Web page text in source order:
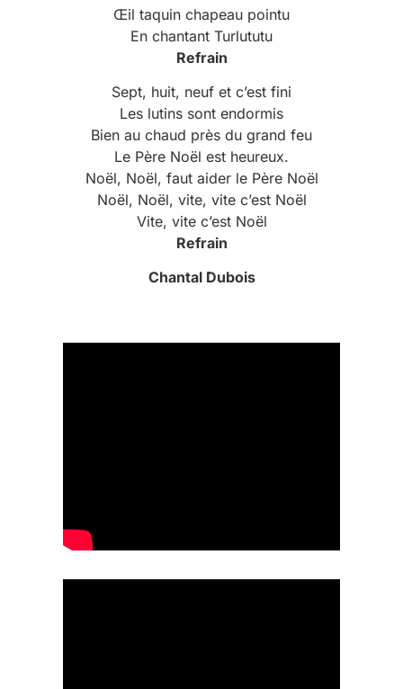
Œil taquin chapeau pointu
En chantant Turlututu
Refrain
Sept, huit, neuf et c’est fini
Les lutins sont endormis
Bien au chaud près du grand feu
Le Père Noël est heureux.
Noël, Noël, faut aider le Père Noël
Noël, Noël, vite, vite c’est Noël
Vite, vite c’est Noël
Refrain
Chantal Dubois